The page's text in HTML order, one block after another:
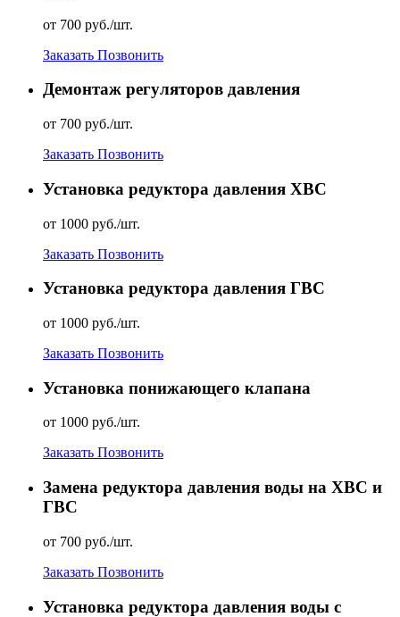
от 700 руб./шт.
Заказать Позвонить
Демонтаж регуляторов давления
от 700 руб./шт.
Заказать Позвонить
Установка редуктора давления ХВС
от 1000 руб./шт.
Заказать Позвонить
Установка редуктора давления ГВС
от 1000 руб./шт.
Заказать Позвонить
Установка понижающего клапана
от 1000 руб./шт.
Заказать Позвонить
Замена редуктора давления воды на ХВС и
ГВС
от 700 руб./шт.
Заказать Позвонить
Установка редуктора давления воды с